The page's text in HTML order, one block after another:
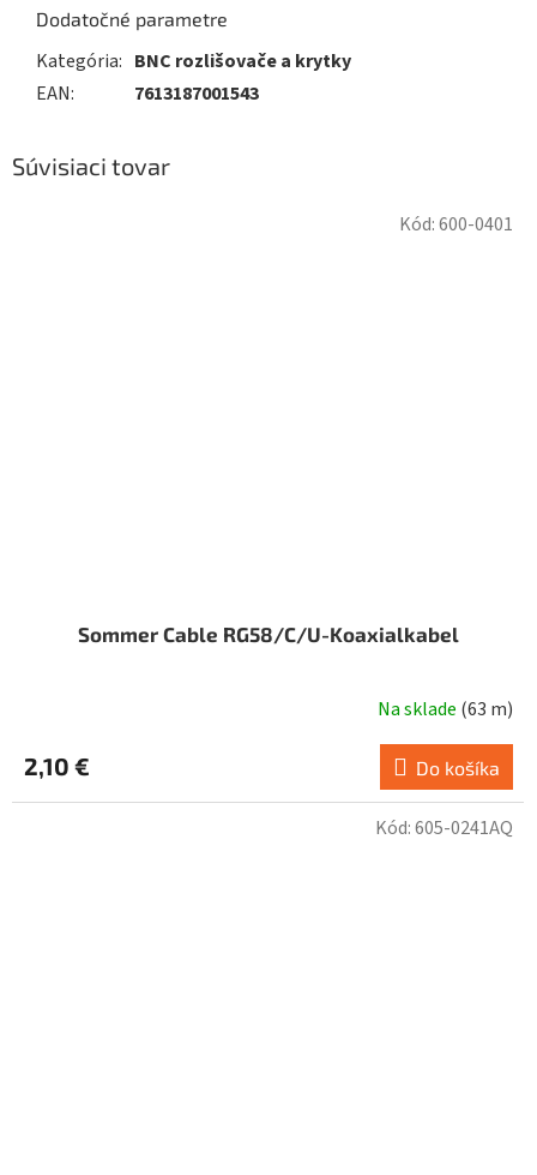
Dodatočné parametre
Kategória: BNC rozlišovače a krytky
EAN: 7613187001543
Súvisiaci tovar
Sommer Cable RG58/C/U-Koaxialkabel
Na sklade (63 m)
2,10 € Do košíka
Kód:600-0401
Kód:605-0241AQ